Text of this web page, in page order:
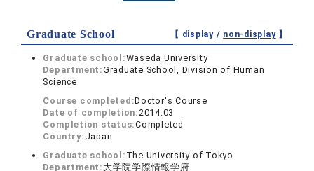
Graduate School 【 display / non-display】
Graduate school:Waseda University
Department:Graduate School, Division of Human
Science
Course completed:Doctor's Course
Date of completion: 2014.03
Completion status:Completed
Country: Japan
Graduate school: The University of Tokyo
Department: 大学院学際情報学府